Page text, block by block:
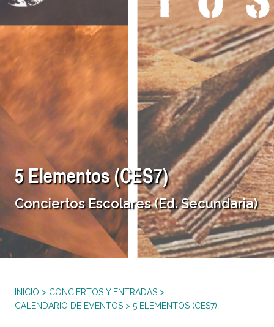
5 Elementos (CES7)
Conciertos Escolares (Ed. Secundaria)
INICIO > CONCIERTOS Y ENTRADAS >
CALENDARIO DE EVENTOS > 5 ELEMENTOS (CES7)